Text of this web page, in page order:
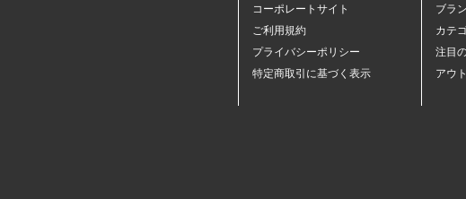
コーポレートサイト
ご利用規約
プライバシーポリシー
特定商取引に基づく表示
ブラ
カテ
注目
アウ